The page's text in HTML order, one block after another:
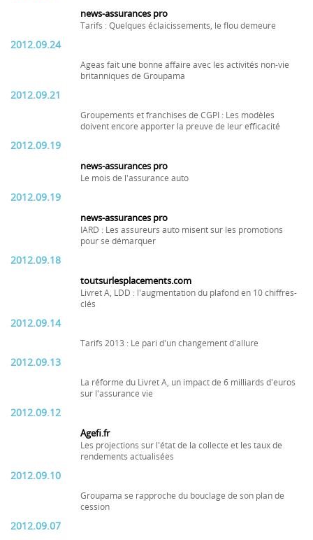
news-assurances pro
Tarifs : Quelques éclaicissements, le flou demeure
2012.09.24
Ageas fait une bonne affaire avec les activités non-vie
britanniques de Groupama
2012.09.21
Groupements et franchises de CGPI : Les modèles
doivent encore apporter la preuve de leur efficacité
2012.09.19
news-assurances pro
Le mois de l'assurance auto
2012.09.19
news-assurances pro
IARD : Les assureurs auto misent sur les promotions
pour se démarquer
2012.09.18
toutsurlesplacements.com
Livret A, LDD : l'augmentation du plafond en 10 chiffres-
clés
2012.09.14
Tarifs 2013 : Le pari d'un changement d'allure
2012.09.13
La réforme du Livret A, un impact de 6 milliards d'euros
sur l'assurance vie
2012.09.12
Agefi.fr
Les projections sur l'état de la collecte et les taux de
rendements actualisées
2012.09.10
Groupama se rapproche du bouclage de son plan de
cession
2012.09.07